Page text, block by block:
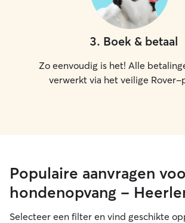
3. Boek & betaal
Zo eenvoudig is het! Alle
verwerkt via het veilige
Populaire aanvragen
hondenopvang -
Selecteer een filter en vind geschikte